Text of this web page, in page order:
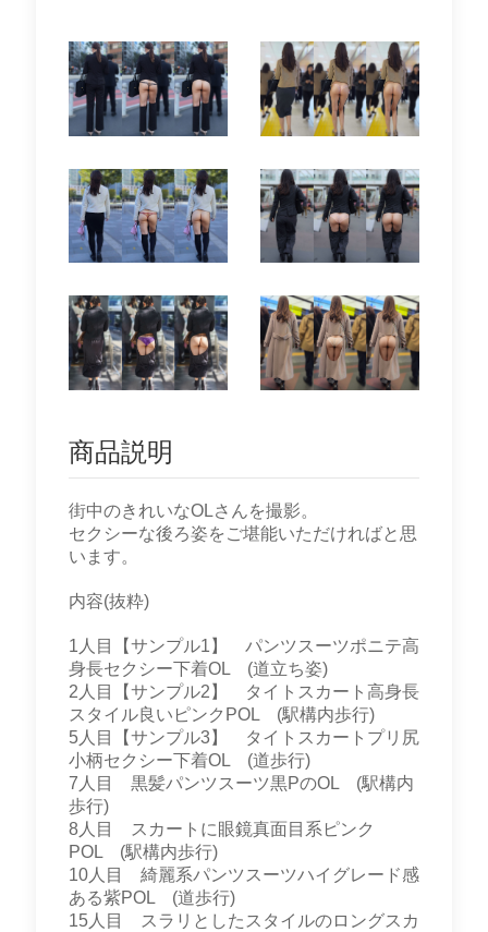
商品説明
街中のきれいなOLさんを撮影。
セクシーな後ろ姿をご堪能いただければと思
います。
内容(抜粋)
1人目【サンプル1】 パンツスーツポニテ高
身長セクシー下着OL (道立ち姿)
2人目【サンプル2】 タイトスカート高身長
スタイル良いピンクPOL (駅構内歩行)
5人目【サンプル3】 タイトスカートプリ尻
小柄セクシー下着OL (道歩行)
7人目 黒髪パンツスーツ黒PのOL (駅構内
歩行)
8人目 スカートに眼鏡真面目系ピンク
POL (駅構内歩行)
10人目 綺麗系パンツスーツハイグレード感
ある紫POL (道歩行)
15人目 スラリとしたスタイルのロングスカ